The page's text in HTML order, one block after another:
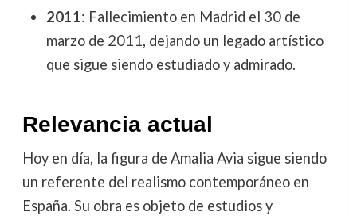
2011: Fallecimiento en Madrid el 30 de
marzo de 2011, dejando un legado artístico
que sigue siendo estudiado y admirado.
Relevancia actual
Hoy en día, la figura de Amalia Avia sigue siendo
un referente del realismo contemporáneo en
España. Su obra es objeto de estudios y